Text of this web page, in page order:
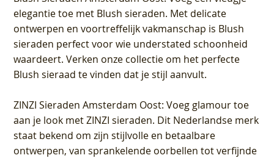
elegantie toe met Blush sieraden. Met delicate
ontwerpen en voortreffelijk vakmanschap is Blush
sieraden perfect voor wie understated schoonheid
waardeert. Verken onze collectie om het perfecte
Blush sieraad te vinden dat je stijl aanvult.
ZINZI Sieraden Amsterdam Oost: Voeg glamour toe
aan je look met ZINZI sieraden. Dit Nederlandse merk
staat bekend om zijn stijlvolle en betaalbare
ontwerpen, van sprankelende oorbellen tot verfijnde